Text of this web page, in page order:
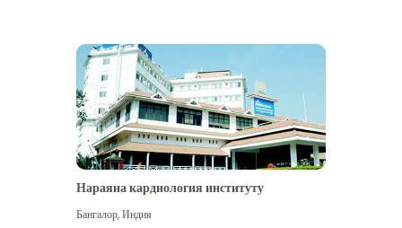
Нараяна кардиология институту
Бангалор,Индия